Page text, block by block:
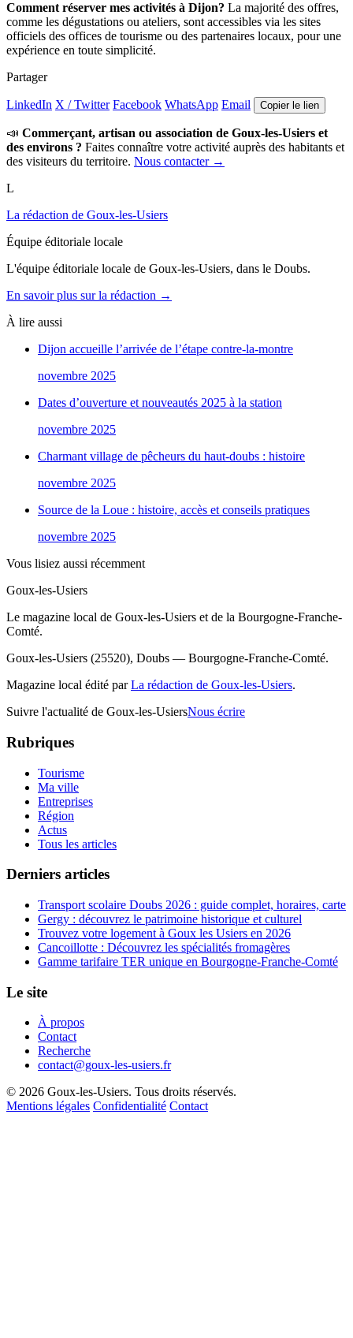
Comment réserver mes activités à Dijon? La majorité des offres,
comme les dégustations ou ateliers, sont accessibles via les sites
officiels des offices de tourisme ou des partenaires locaux, pour une
expérience en toute simplicité.
Partager
LinkedIn X / Twitter Facebook WhatsApp Email Copier le lien
📣 Commerçant, artisan ou association de Goux-les-Usiers et
des environs ? Faites connaître votre activité auprès des habitants et
des visiteurs du territoire. Nous contacter →
L
La rédaction de Goux-les-Usiers
Équipe éditoriale locale
L'équipe éditoriale locale de Goux-les-Usiers, dans le Doubs.
En savoir plus sur la rédaction →
À lire aussi
Dijon accueille l’arrivée de l’étape contre-la-montre
novembre 2025
Dates d’ouverture et nouveautés 2025 à la station
novembre 2025
Charmant village de pêcheurs du haut-doubs : histoire
novembre 2025
Source de la Loue : histoire, accès et conseils pratiques
novembre 2025
Vous lisiez aussi récemment
Goux-les-Usiers
Le magazine local de Goux-les-Usiers et de la Bourgogne-Franche-
Comté.
Goux-les-Usiers (25520), Doubs — Bourgogne-Franche-Comté.
Magazine local édité parLa rédaction de Goux-les-Usiers.
Suivre l'actualité de Goux-les-UsiersNous écrire
Rubriques
Tourisme
Ma ville
Entreprises
Région
Actus
Tous les articles
Derniers articles
Transport scolaire Doubs 2026 : guide complet, horaires, carte
Gergy : découvrez le patrimoine historique et culturel
Trouvez votre logement à Goux les Usiers en 2026
Cancoillotte : Découvrez les spécialités fromagères
Gamme tarifaire TER unique en Bourgogne-Franche-Comté
Le site
À propos
Contact
Recherche
contact@goux-les-usiers.fr
© 2026 Goux-les-Usiers. Tous droits réservés.
Mentions légales Confidentialité Contact